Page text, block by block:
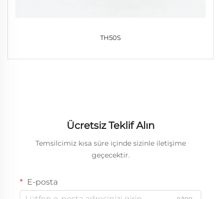
TH50S
Ücretsiz Teklif Alın
Temsilcimiz kısa süre içinde sizinle iletişime
geçecektir.
E-posta